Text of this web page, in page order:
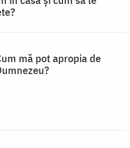
mă pot apropia de